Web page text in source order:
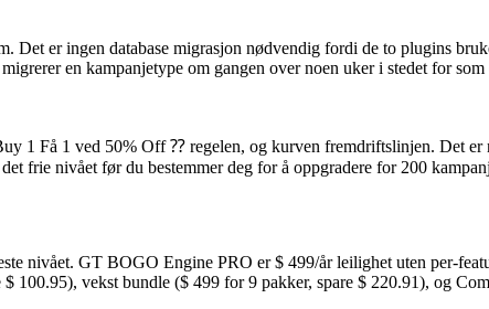
Det er ingen database migrasjon nødvendig fordi de to plugins
en kampanjetype om gangen over noen uker i stedet for som
1 Få 1 ved 50% Off ⁇ regelen, og kurven fremdriftslinjen. Det er
frie nivået før du bestemmer deg for å oppgradere for 200
nivået. GT BOGO Engine PRO er $ 499/år leilighet uten per-
100.95), vekst bundle ($ 499 for 9 pakker, spare $ 220.91), og